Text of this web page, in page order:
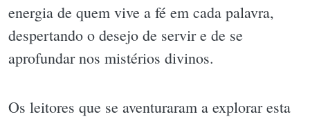
energia de quem vive a fé em cada palavra,
despertando o desejo de servir e de se
aprofundar nos mistérios divinos.
Os leitores que se aventuraram a explorar esta